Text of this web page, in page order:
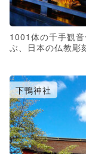
1001体の千手観
ぶ、日本の仏教彫
下鴨神社